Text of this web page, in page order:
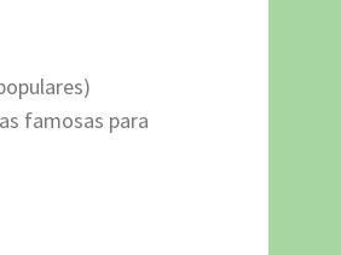
famosas para